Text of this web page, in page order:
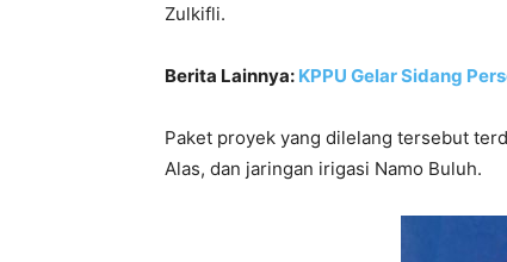
Zulkifli.
Berita Lainnya: KPPU Gelar Sidang
Paket proyek yang dilelang tersebut
Alas, dan jaringan irigasi Namo Buluh.